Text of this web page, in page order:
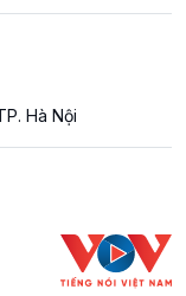
Hà Nội